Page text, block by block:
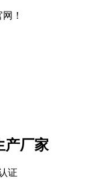
！
产厂家
证